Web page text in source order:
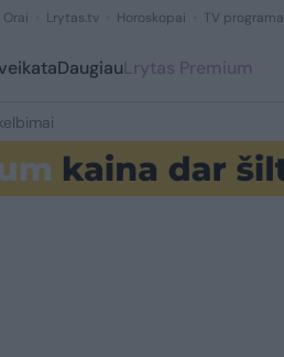
Orai Lrytas.tv Horoskopai TV programa
DaugiauLrytas Premium